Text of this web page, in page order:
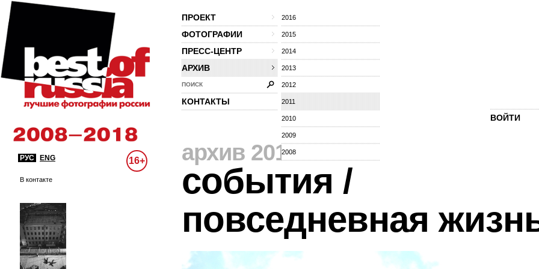
ПРОЕКТ
ФОТОГРАФИИ
ПРЕСС-ЦЕНТР
АРХИВ
2016
2015
2014
2013
2012
2011
2010
2009
2008
ПОИСК
КОНТАКТЫ
ВОЙТИ
РУС ENG 16+
В контакте
архив 2011⁄
события /
повседневная